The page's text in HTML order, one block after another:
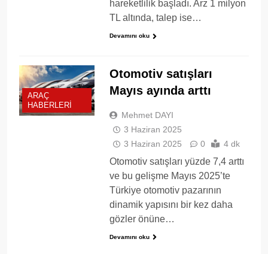
hareketlilik başladı. Arz 1 milyon
TL altında, talep ise…
Devamını oku
ARAÇ
HABERLERI
Otomotiv satışları
Mayıs ayında arttı
Mehmet DAYI
3 Haziran 2025
3 Haziran 2025
0 4 dk
Otomotiv satışları yüzde 7,4 arttı
ve bu gelişme Mayıs 2025’te
Türkiye otomotiv pazarının
dinamik yapısını bir kez daha
gözler önüne…
Devamını oku